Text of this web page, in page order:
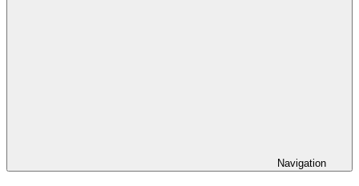
Navigation